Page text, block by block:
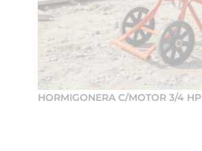
HORMIGONERA C/MOTOR 3/4 HP